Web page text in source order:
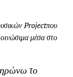
Projectπου
μέσα στο
το